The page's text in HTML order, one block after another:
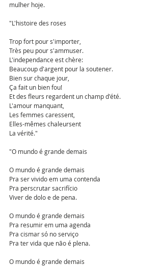
mulher hoje.
"L'histoire des roses
Trop fort pour s'importer,
Très peu pour s'ammuser.
L'independance est chère:
Beaucoup d'argent pour la soutener.
Bien sur chaque jour,
Ça fait un bien fou!
Et des fleurs regardent un champ d'été.
L'amour manquant,
Les femmes caressent,
Elles-mêmes chaleursent
La vérité."
"O mundo é grande demais
O mundo é grande demais
Pra ser vivido em uma contenda
Pra perscrutar sacrifício
Viver de dolo e de pena.
O mundo é grande demais
Pra resumir em uma agenda
Pra cismar só no serviço
Pra ter vida que não é plena.
O mundo é grande demais